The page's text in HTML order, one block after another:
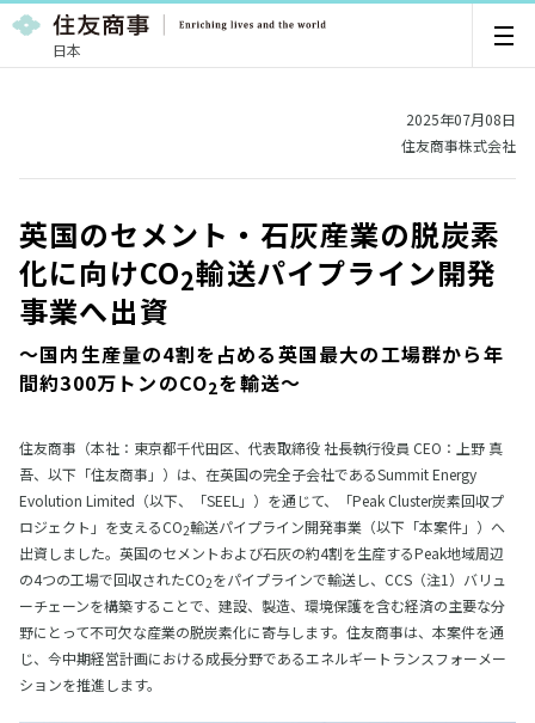
日本
2025年07月08日
住友商事株式会社
英国のセメント・石灰産業の脱炭素
化に向けCO2輸送パイプライン開発
事業へ出資
～国内生産量の4割を占める英国最大の工場群から年
間約300万トンのCO2を輸送～
住友商事（本社：東京都千代田区、代表取締役 社長執行役員 CEO：上野 真
吾、以下「住友商事」）は、在英国の完全子会社であるSummit Energy
Evolution Limited（以下、「SEEL」）を通じて、「Peak Cluster炭素回収プ
ロジェクト」を支えるCO2輸送パイプライン開発事業（以下「本案件」）へ
出資しました。英国のセメントおよび石灰の約4割を生産するPeak地域周辺
の4つの工場で回収されたCO2をパイプラインで輸送し、CCS（注1）バリュ
ーチェーンを構築することで、建設、製造、環境保護を含む経済の主要な分
野にとって不可欠な産業の脱炭素化に寄与します。住友商事は、本案件を通
じ、今中期経営計画における成長分野であるエネルギートランスフォーメー
ションを推進します。